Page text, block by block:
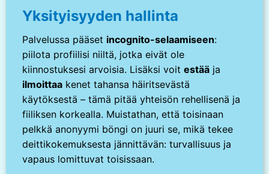
Yksityisyyden hallinta
Palvelussa pääset incognito-selaamiseen:
piilota profiilisi niiltä, jotka eivät ole
kiinnostuksesi arvoisia. Lisäksi voitestää ja
ilmoittaa kenet tahansa häiritsevästä
käytöksestä – tämä pitää yhteisön rehellisenä ja
fiiliksen korkealla. Muistathan, että toisinaan
pelkkä anonyymi böngi on juuri se, mikä tekee
deittikokemuksesta jännittävän: turvallisuus ja
vapaus lomittuvat toisissaan.